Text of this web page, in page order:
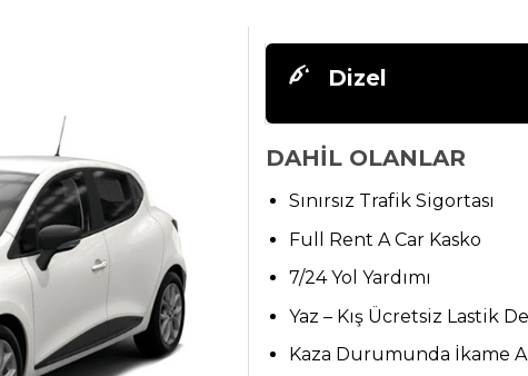
Dizel
DAHİL OLANLAR
Sınırsız Trafik Sigortası
Full Rent A Car Kasko
7/24 Yol Yardımı
Yaz – Kış Ücretsiz Lastik
Kaza Durumunda İkame